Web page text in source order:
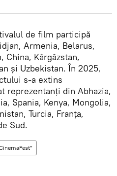
de film participă
Armenia, Belarus,
China, Kârgâzstan,
și Uzbekistan. În 2025,
s-a extins
reprezentanți din Abhazia,
Spania, Kenya, Mongolia,
Turcia, Franța,
Sud.